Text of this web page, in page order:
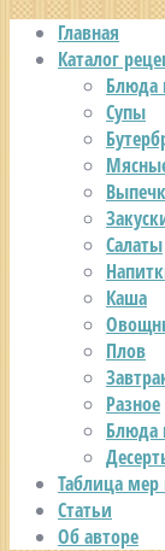
Главная
Каталог
Блюда
Супы
Салаты
Каша
Плов
Разное
Блюда
Таблица мер
Статьи
Об авторе